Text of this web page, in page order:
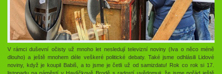
V rámci duševní očisty už mnoho let nesledují televizní noviny (Iva o něco méně
dlouho) a ještě mnohem déle veškeré politické debaty. Také jsme odhlásili Lidové
noviny, když je koupil Babiš, a to jsme je četli už od samizdatu! Rok co rok si 17.